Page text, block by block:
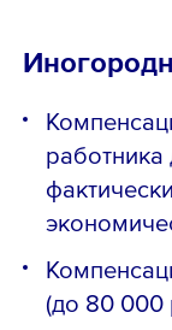
(до 80 000